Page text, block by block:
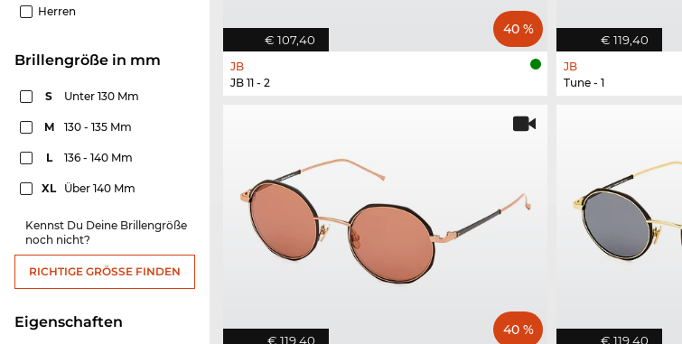
Herren
Brillengröße in mm
S Unter 130 Mm
M 130 - 135 Mm
L 136 - 140 Mm
XL Über 140 Mm
Kennst Du Deine Brillengröße
noch nicht?
RICHTIGE GRÖSSE FINDEN
Eigenschaften
€ 107,40
40 %
JB
JB 11 - 2
€ 119,40
JB
Tune - 1
€ 119,40
40 %
€ 119,40